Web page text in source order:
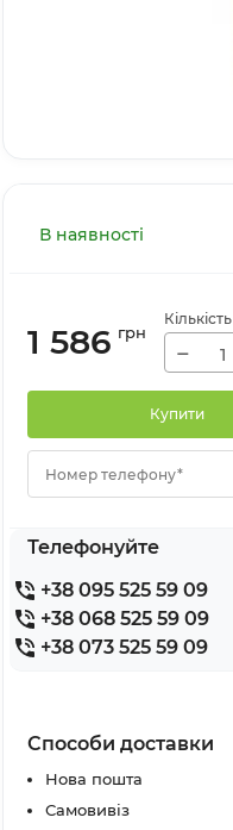
В наявності
1 586 грн
Кількість
−
Купити
Номер телефону*
Телефонуйте
+38 095 525 59 09
+38 068 525 59 09
+38 073 525 59 09
Способи доставки
Нова пошта
Самовивіз